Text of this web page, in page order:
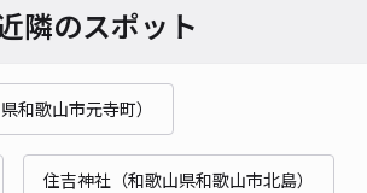
隣のスポット
和歌山市元寺町）
住吉神社（和歌山県和歌山市北島）